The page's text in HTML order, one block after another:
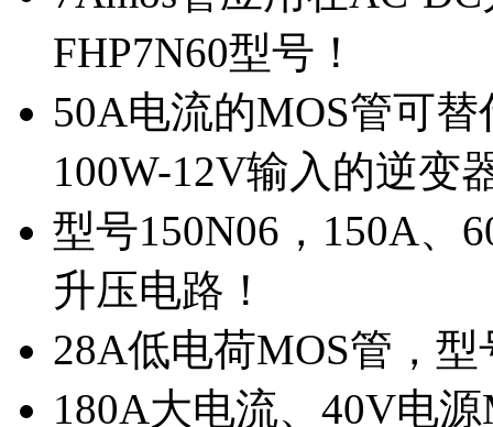
FHP7N60型号！
50A电流的MOS管可
100W-12V输入的逆变
型号150N06，150A、
升压电路！
28A低电荷MOS管，
180A大电流、40V电